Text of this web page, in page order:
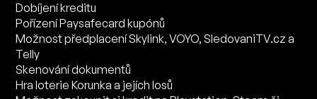
Dobíjení kreditu
Pořízení Paysafecard kupónů
Možnost předplacení Skylink, VOYO, SledovaniTV.cz a
Telly
Skenování dokumentů
Hra loterie Korunka a jejích losů